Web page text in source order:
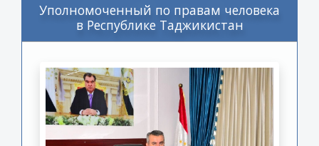
Уполномоченный по правам человека
в Республике Таджикистан